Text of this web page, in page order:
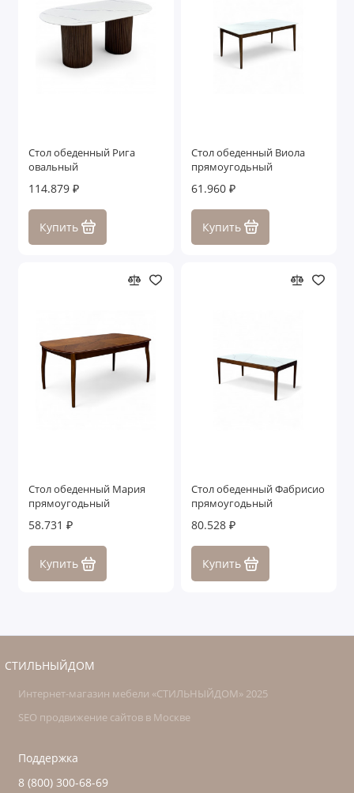
Стол обеденный Рига
овальный
114.879 ₽
Купить
Стол обеденный Виола
прямоугодьный
61.960 ₽
Купить
Стол обеденный Мария
прямоугодьный
58.731 ₽
Купить
Стол обеденный Фабрисио
прямоугодьный
80.528 ₽
Купить
СТИЛЬНЫЙДОМ
Интернет-магазин мебели «СТИЛЬНЫЙДОМ» 2025
SEO продвижение сайтов в Москве
Поддержка
8 (800) 300-68-69